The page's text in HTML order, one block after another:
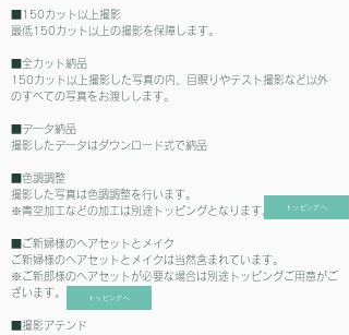
​■150カット以上撮影
最低150カット以上の撮影を保障します。
■全カット納品
150カット以上撮影した写真の内、目瞑りやテスト撮影など以外
のすべての写真をお渡しします。
■データ納品
撮影したデータはダウンロード式で納品
■色調調整
撮影した写真は色調調整を行います。
※青空加工などの加工は別途トッピングとなります。
■ご新婦様のヘアセットとメイク
ご新婦様のヘアセットとメイクは当然含まれています。
※ご新郎様のヘアセットが必要な場合は別途トッピングご用意がご
ざいます。
■撮影アテンド
トッピングへ
トッピングへ